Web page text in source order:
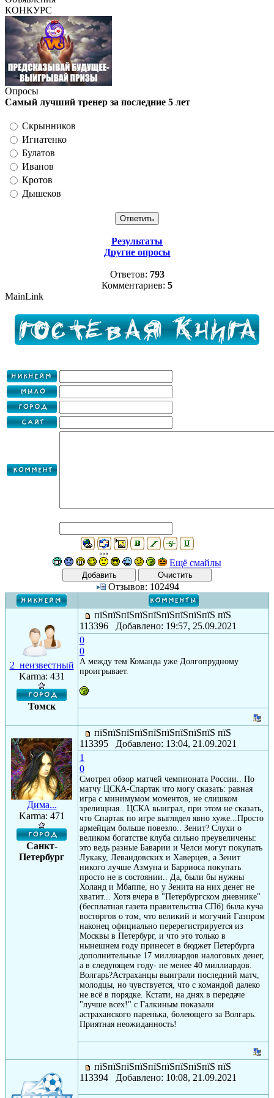
КОНКУРС
Опросы
Самый лучший тренер за последние 5 лет
Скрынников
Игнатенко
Булатов
Иванов
Кротов
Дышеков
Результаты
Другие опросы
Ответов: 793
Комментариев: 5
MainLink
Ещё смайлы
Отзывов: 102494
2_неизвестный
Karma: 431
Томск
пїЅпїЅпїЅпїЅпїЅпїЅпїЅпїЅпїЅ пїЅ
113396 Добавлено: 19:57, 25.09.2021
0
0
А между тем Команда уже Долгопрудному
проигрывает.
Дима...
Karma: 471
Санкт-
Петербург
пїЅпїЅпїЅпїЅпїЅпїЅпїЅпїЅпїЅ пїЅ
113395 Добавлено: 13:04, 21.09.2021
1
0
Смотрел обзор матчей чемпионата России.. По
матчу ЦСКА-Спартак что могу сказать: равная
игра с минимумом моментов, не слишком
зрелищная.. ЦСКА выиграл, при этом не сказать,
что Спартак по игре выглядел явно хуже...Просто
армейцам больше повезло.. Зенит? Слухи о
великом богатстве клуба сильно преувеличены:
это ведь разные Баварии и Челси могут покупать
Лукаку, Левандовских и Хаверцев, а Зенит
никого лучше Азмуна и Барриоса покупать
просто не в состоянии.. Да, были бы нужны
Холанд и Мбаппе, но у Зенита на них денег не
хватит... Хотя вчера в "Петербургском дневнике"
(бесплатная газета правительства СПб) была куча
восторгов о том, что великий и могучий Газпром
наконец официально перерегистрируется из
Москвы в Петербург, и что это только в
нынешнем году принесет в бюджет Петербурга
дополнительные 17 миллиардов налоговых денег,
а в следующем году- не менее 40 миллиардов.
Волгарь?Астраханцы выиграли последний матч,
молодцы, но чувствуется, что с командой далеко
не всё в порядке. Кстати, на днях в передаче
"лучше всех!" с Галкиным показали
астраханского паренька, болеющего за Волгарь.
Приятная неожиданность!
пїЅпїЅпїЅпїЅпїЅпїЅпїЅпїЅпїЅ пїЅ
113394 Добавлено: 10:08, 21.09.2021